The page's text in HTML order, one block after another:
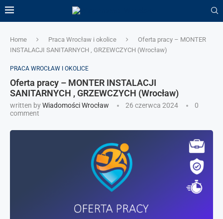
Home Praca Wrocław i okolice
Oferta pracy – MONTER
INSTALACJI SANITARNYCH , GRZEWCZYCH (Wrocław)
PRACA WROCŁAW I OKOLICE
Oferta pracy – MONTER INSTALACJI
SANITARNYCH , GRZEWCZYCH (Wrocław)
written byWiadomości Wrocław 26 czerwca 2024
0
comment